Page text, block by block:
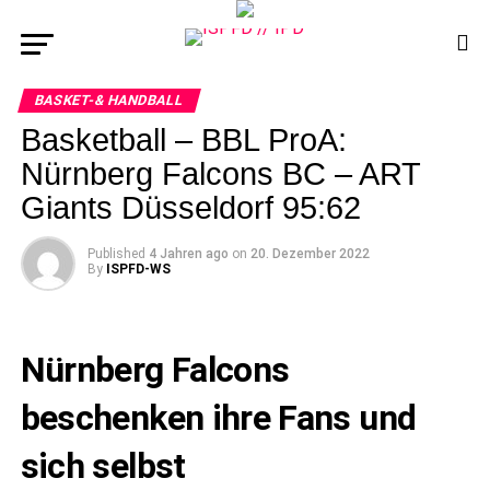
BASKET-& HANDBALL
Basketball – BBL ProA:
Nürnberg Falcons BC – ART
Giants Düsseldorf 95:62
Published 4 Jahren ago on 20. Dezember 2022
By ISPFD-WS
Nürnberg Falcons
beschenken ihre Fans und
sich selbst